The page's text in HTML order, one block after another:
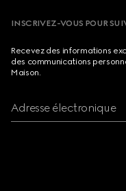
INSCRIVEZ-VOUS POUR
Recevez des informations
des communications
Maison.
Adresse électronique